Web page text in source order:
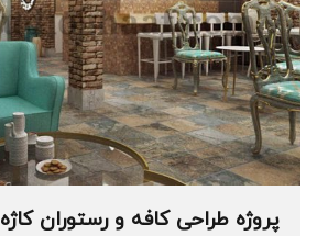
پروژه طراحی کافه و رستوران کاژه